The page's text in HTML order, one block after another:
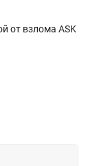
от взлома ASK